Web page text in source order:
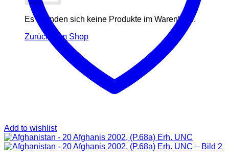
Es befinden sich keine Produkte im Warenkorb.
Zurück zum Shop
Add to wishlist